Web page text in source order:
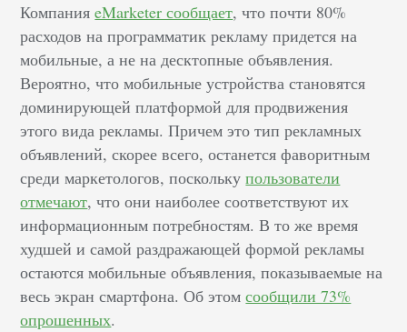
КомпанияeMarketer сообщает, что почти 80%
расходов на программатик рекламу придется на
мобильные, а не на десктопные объявления.
Вероятно, что мобильные устройства становятся
доминирующей платформой для продвижения
этого вида рекламы. Причем это тип рекламных
объявлений, скорее всего, останется фаворитным
среди маркетологов, посколькупользователи
отмечают, что они наиболее соответствуют их
информационным потребностям. В то же время
худшей и самой раздражающей формой рекламы
остаются мобильные объявления, показываемые на
весь экран смартфона. Об этомсообщили 73%
опрошенных.